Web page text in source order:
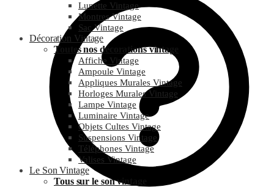
Lunette Vintage
Montres Vintage
Sac Vintage
Décoration Vintage
Toutes nos décorations vintage
Affiche Vintage
Ampoule Vintage
Appliques Murales Vintage
Horloges Murales Vintage
Lampe Vintage
Luminaire Vintage
Objets Cultes Vintage
Suspensions Vintage
Téléphones Vintage
Valises Vintage
Le Son Vintage
Tous sur le son vintage